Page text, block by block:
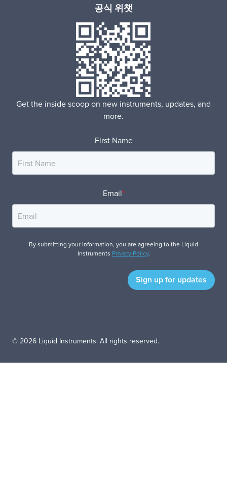
공식 위챗
Get the inside scoop on new instruments, updates, and
more.
First Name
Email*
By submitting your information, you are agreeing to the Liquid
Instruments Privacy Policy.
© 2026 Liquid Instruments. All rights reserved.